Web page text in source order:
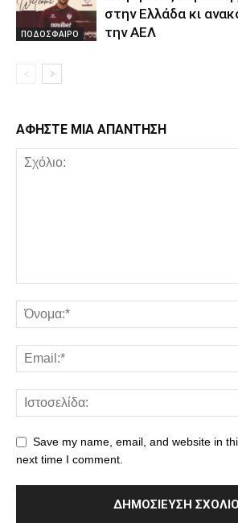
ΠΟΔΟΣΦΑΙΡΟ
στην Ελλάδα κι
την ΑΕΛ
ΑΦΗΣΤΕ ΜΙΑ ΑΠΑΝΤΗΣΗ
Save my name, email, and website in
next time I comment.